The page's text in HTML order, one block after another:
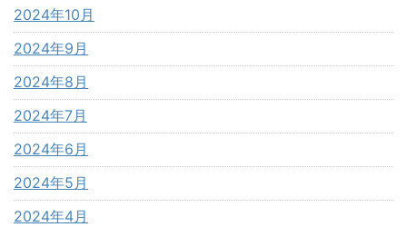
2024年10月
2024年9月
2024年8月
2024年7月
2024年6月
2024年5月
2024年4月